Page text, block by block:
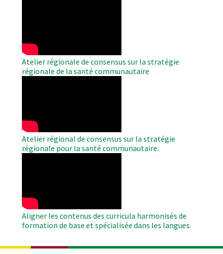
Atelier régionale de consensus sur la stratégie
régionale de la santé communautaire
Atelier régional de consensus sur la stratégie
régionale pour la santé communautaire.
Aligner les contenus des curricula harmonisés de
formation de base et spécialisée dans les langues.